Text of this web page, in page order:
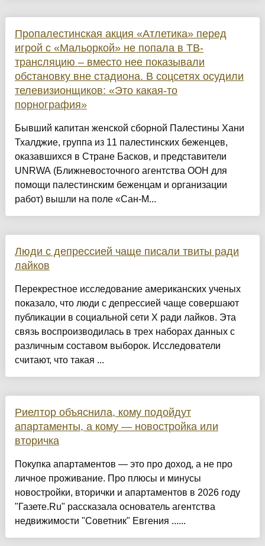
Пропалестинская акция «Атлетика» перед
игрой с «Мальоркой» не попала в ТВ-
трансляцию – вместо нее показывали
обстановку вне стадиона. В соцсетях осудили
телевизионщиков: «Это какая-то
порнография»
Бывший капитан женской сборной Палестины Хани
Тхалджие, группа из 11 палестинских беженцев,
оказавшихся в Стране Басков, и представители
UNRWA (Ближневосточного агентства ООН для
помощи палестинским беженцам и организации
работ) вышли на поле «Сан-М...
Люди с депрессией чаще писали твиты ради
лайков
Перекрестное исследование американских ученых
показало, что люди с депрессией чаще совершают
публикации в социальной сети X ради лайков. Эта
связь воспроизводилась в трех наборах данных с
различным составом выборок. Исследователи
считают, что такая ...
Риелтор объяснила, кому подойдут
апартаменты, а кому — новостройка или
вторичка
Покупка апартаментов — это про доход, а не про
личное проживание. Про плюсы и минусы
новостройки, вторички и апартаментов в 2026 году
"Газете.Ru" рассказала основатель агентства
недвижимости "Советник" Евгения ......